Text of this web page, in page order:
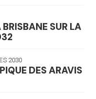
SUR LA
2030
DES ARAVIS